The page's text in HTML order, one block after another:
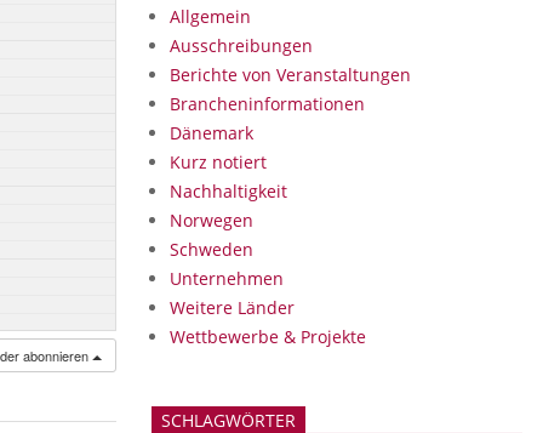
abonnieren
Allgemein
Ausschreibungen
Berichte von Veranstaltungen
Brancheninformationen
Dänemark
Kurz notiert
Nachhaltigkeit
Norwegen
Schweden
Unternehmen
Weitere Länder
Wettbewerbe & Projekte
SCHLAGWÖRTER